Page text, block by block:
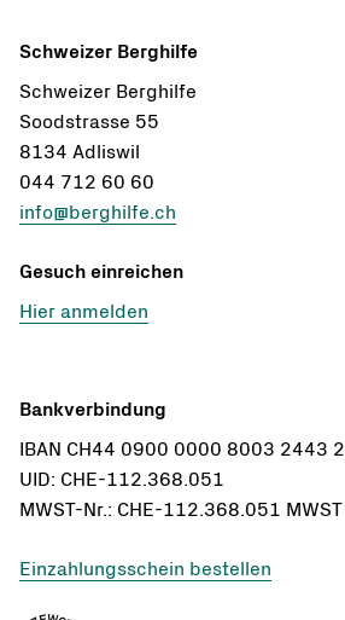
Schweizer Berghilfe
Schweizer Berghilfe
Soodstrasse 55
8134 Adliswil
044 712 60 60
info@berghilfe.ch
Gesuch einreichen
Hier anmelden
Bankverbindung
IBAN CH44 0900 0000 8003 2443 2
UID: CHE-112.368.051
MWST-Nr.: CHE-112.368.051 MWST
Einzahlungsschein bestellen